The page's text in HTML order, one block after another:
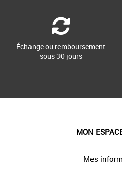
Échange ou remboursement
sous 30 jours
MON
Mes